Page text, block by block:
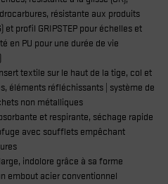
résistante aux produits
profil GRIPSTEP pour échelles et
en PU pour une durée de vie
textile sur le haut de la tige, col et
éléments réfléchissants | système de
non métalliques
et respirante, séchage rapide
avec soufflets empêchant
indolore grâce à sa forme
embout acier conventionnel